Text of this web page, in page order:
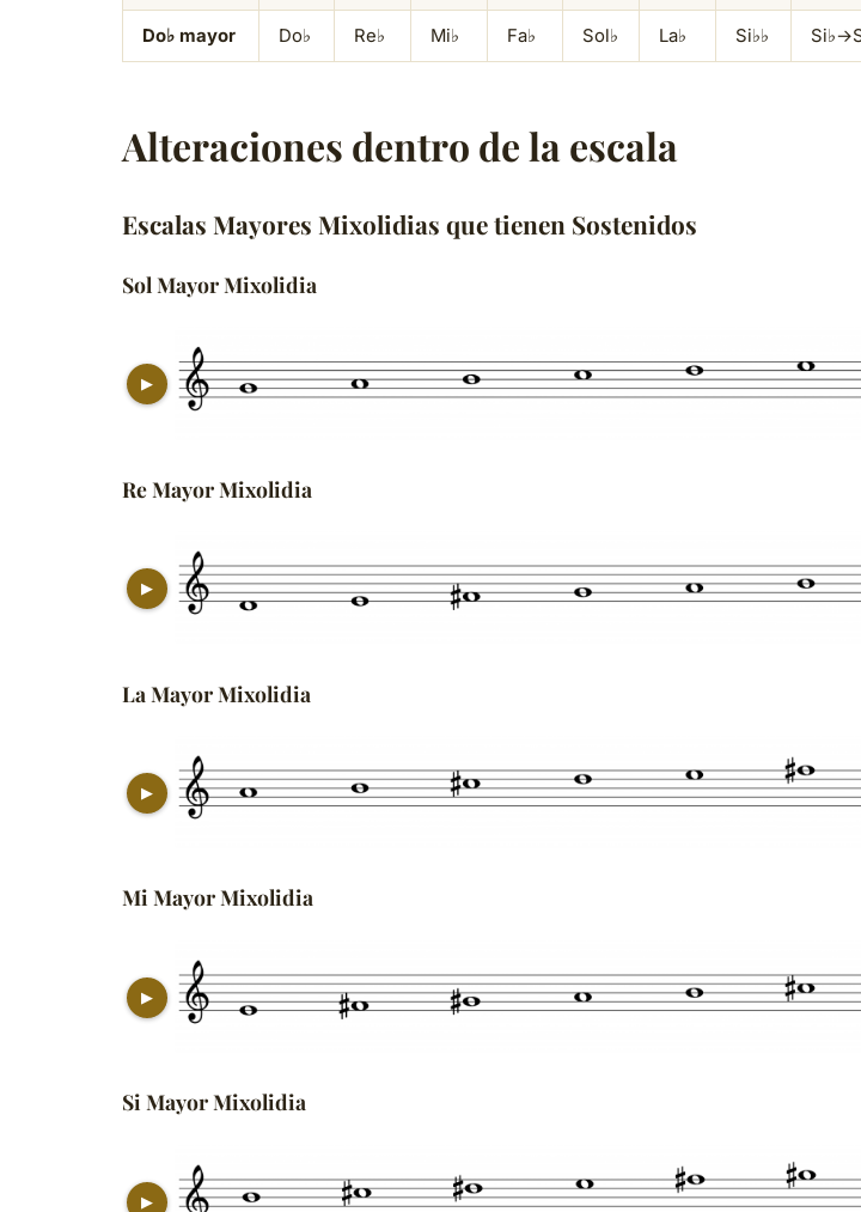
Do♭ mayor Do♭ Re♭ Mi♭ Fa♭ Sol♭ La♭ Si♭♭
Alteraciones dentro de la escala
Escalas Mayores Mixolidias que tienen Sostenidos
Sol Mayor Mixolidia
▶
Re Mayor Mixolidia
▶
La Mayor Mixolidia
▶
Mi Mayor Mixolidia
▶
Si Mayor Mixolidia
▶